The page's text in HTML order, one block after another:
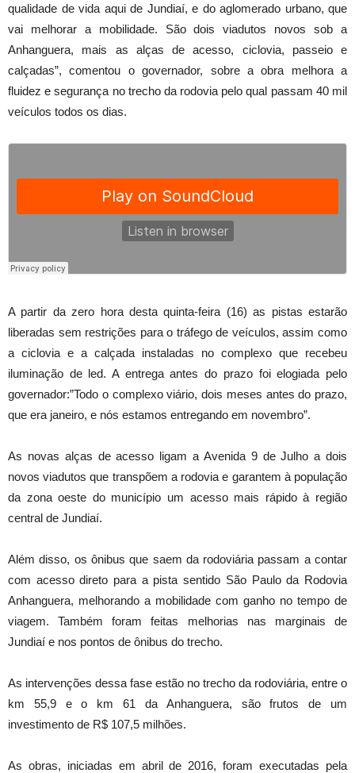
qualidade de vida aqui de Jundiaí, e do aglomerado urbano, que
vai melhorar a mobilidade. São dois viadutos novos sob a
Anhanguera, mais as alças de acesso, ciclovia, passeio e
calçadas”, comentou o governador, sobre a obra melhora a
fluidez e segurança no trecho da rodovia pelo qual passam 40 mil
veículos todos os dias.
A partir da zero hora desta quinta-feira (16) as pistas estarão
liberadas sem restrições para o tráfego de veículos, assim como
a ciclovia e a calçada instaladas no complexo que recebeu
iluminação de led. A entrega antes do prazo foi elogiada pelo
governador:”Todo o complexo viário, dois meses antes do prazo,
que era janeiro, e nós estamos entregando em novembro”.
As novas alças de acesso ligam a Avenida 9 de Julho a dois
novos viadutos que transpõem a rodovia e garantem à população
da zona oeste do município um acesso mais rápido à região
central de Jundiaí.
Além disso, os ônibus que saem da rodoviária passam a contar
com acesso direto para a pista sentido São Paulo da Rodovia
Anhanguera, melhorando a mobilidade com ganho no tempo de
viagem. Também foram feitas melhorias nas marginais de
Jundiaí e nos pontos de ônibus do trecho.
As intervenções dessa fase estão no trecho da rodoviária, entre o
km 55,9 e o km 61 da Anhanguera, são frutos de um
investimento de R$ 107,5 milhões.
As obras, iniciadas em abril de 2016, foram executadas pela